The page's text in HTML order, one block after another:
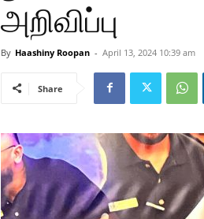
அறிவிப்பு
By Haashiny Roopan - April 13, 2024 10:39 am
Share